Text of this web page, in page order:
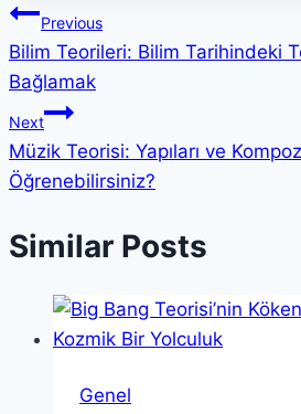
Yazı
gezinmesi
Previous
Bilim Teorileri: Bilim Tarihindeki
Bağlamak
Next
Müzik Teorisi: Yapıları ve
Öğrenebilirsiniz?
Similar Posts
Genel